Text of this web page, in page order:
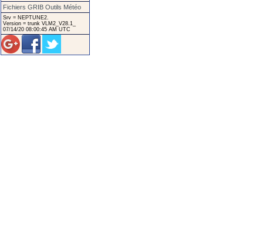
Fichiers GRIB Outils Météo
Srv = NEPTUNE2.
Version = trunk VLM2_V28.1_
07/14/20 08:00:45 AM UTC